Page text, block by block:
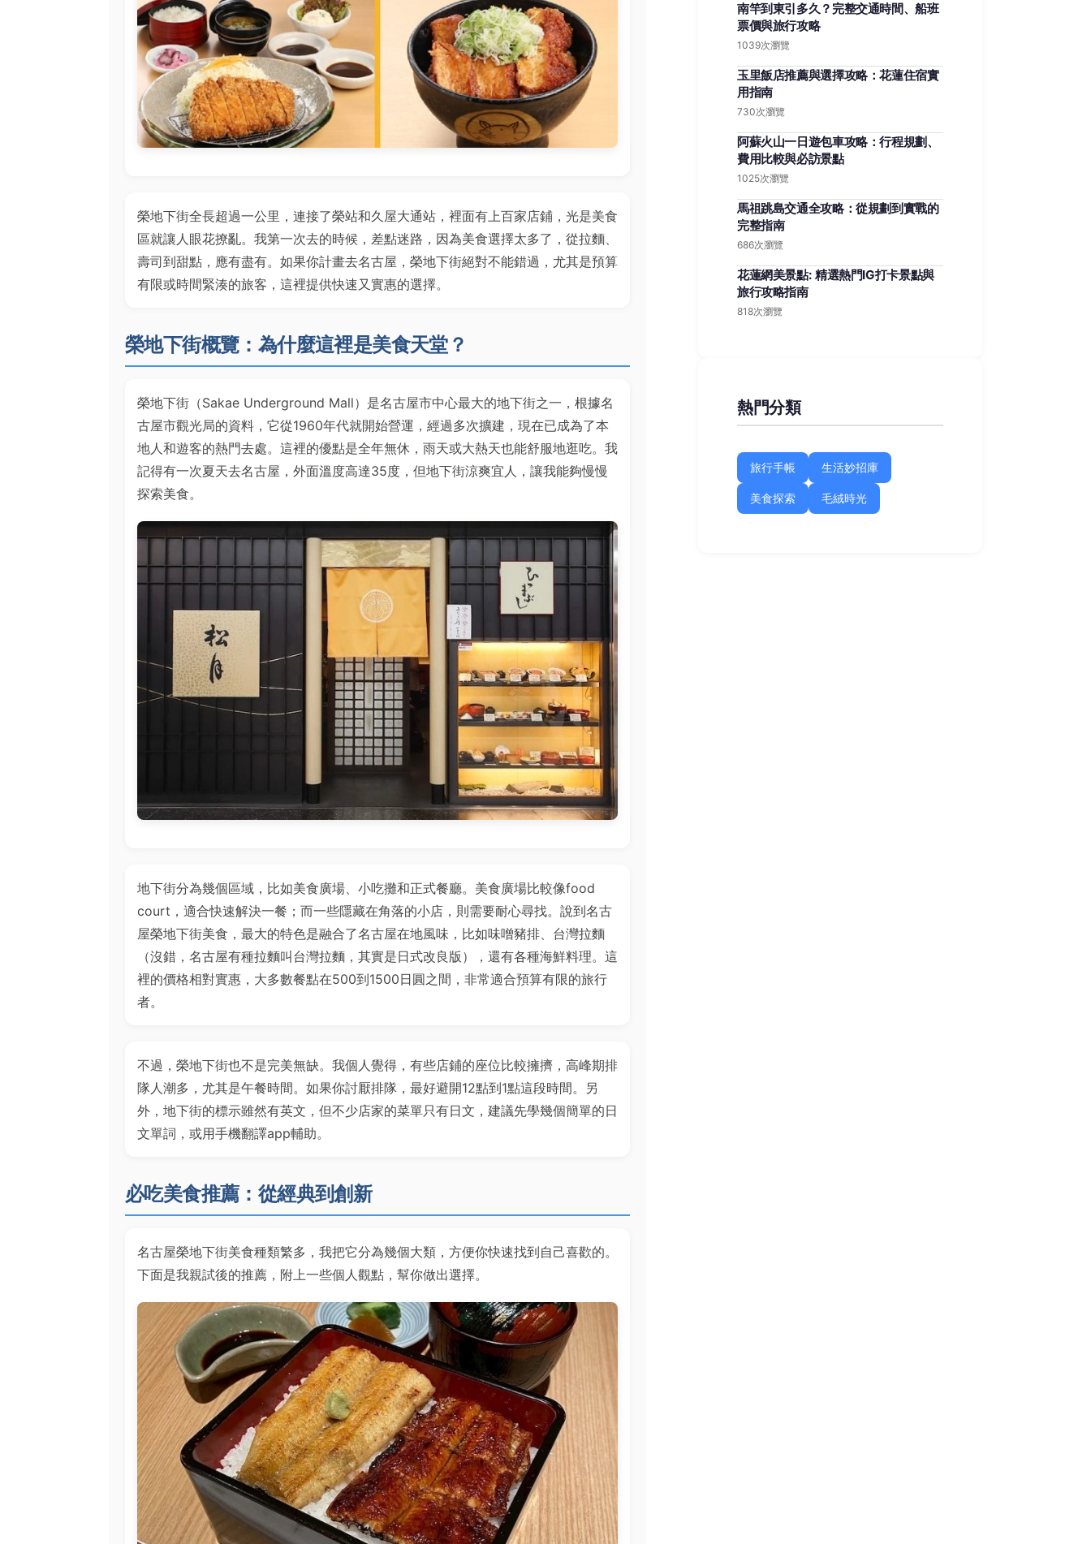
榮地下街全長超過一公里，連接了榮站和久屋大通站，裡面有上百家店鋪，光是美食
區就讓人眼花撩亂。我第一次去的時候，差點迷路，因為美食選擇太多了，從拉麵、
壽司到甜點，應有盡有。如果你計畫去名古屋，榮地下街絕對不能錯過，尤其是預算
有限或時間緊湊的旅客，這裡提供快速又實惠的選擇。
榮地下街概覽：為什麼這裡是美食天堂？
榮地下街（Sakae Underground Mall）是名古屋市中心最大的地下街之一，根據名
古屋市觀光局的資料，它從1960年代就開始營運，經過多次擴建，現在已成為了本
地人和遊客的熱門去處。這裡的優點是全年無休，雨天或大熱天也能舒服地逛吃。我
記得有一次夏天去名古屋，外面溫度高達35度，但地下街涼爽宜人，讓我能夠慢慢
探索美食。
地下街分為幾個區域，比如美食廣場、小吃攤和正式餐廳。美食廣場比較像food
court，適合快速解決一餐；而一些隱藏在角落的小店，則需要耐心尋找。說到名古
屋榮地下街美食，最大的特色是融合了名古屋在地風味，比如味噌豬排、台灣拉麵
（沒錯，名古屋有種拉麵叫台灣拉麵，其實是日式改良版），還有各種海鮮料理。這
裡的價格相對實惠，大多數餐點在500到1500日圓之間，非常適合預算有限的旅行
者。
不過，榮地下街也不是完美無缺。我個人覺得，有些店鋪的座位比較擁擠，高峰期排
隊人潮多，尤其是午餐時間。如果你討厭排隊，最好避開12點到1點這段時間。另
外，地下街的標示雖然有英文，但不少店家的菜單只有日文，建議先學幾個簡單的日
文單詞，或用手機翻譯app輔助。
必吃美食推薦：從經典到創新
名古屋榮地下街美食種類繁多，我把它分為幾個大類，方便你快速找到自己喜歡的。
下面是我親試後的推薦，附上一些個人觀點，幫你做出選擇。
南竿到東引多久？完整交通時間、船班
票價與旅行攻略
1039次瀏覽
玉里飯店推薦與選擇攻略：花蓮住宿實
用指南
730次瀏覽
阿蘇火山一日遊包車攻略：行程規劃、
費用比較與必訪景點
1025次瀏覽
馬祖跳島交通全攻略：從規劃到實戰的
完整指南
686次瀏覽
花蓮網美景點: 精選熱門IG打卡景點與
旅行攻略指南
818次瀏覽
熱門分類
旅行手帳 生活妙招庫
美食探索 毛絨時光